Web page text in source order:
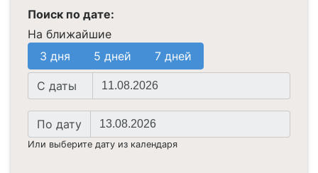
Поиск по дате:
На ближайшие
3 дня
5 дней
7 дней
Начальная
дата
C даты
Конечная
дата
По дату
Или выберите дату из календаря